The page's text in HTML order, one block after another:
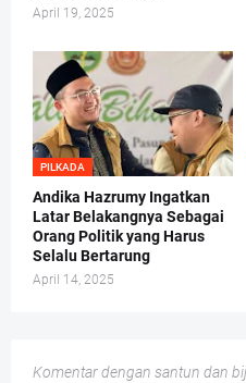
April 19, 2025
PILKADA
Andika Hazrumy Ingatkan
Latar Belakangnya Sebagai
Orang Politik yang Harus
Selalu Bertarung
April 14, 2025
Komentar dengan santun dan